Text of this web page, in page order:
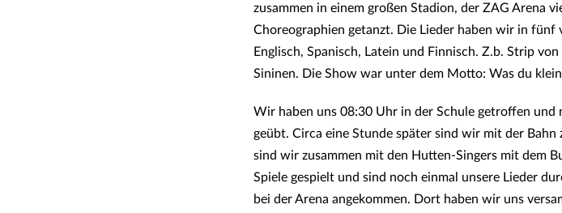
zusammen in einem großen Stadion, der ZAG Arena
Choreographien getanzt. Die Lieder haben wir in fünf
Englisch, Spanisch, Latein und Finnisch. Z.b. Strip
Sininen. Die Show war unter dem Motto: Was du
Wir haben uns 08:30 Uhr in der Schule getroffen und
geübt. Circa eine Stunde später sind wir mit der
sind wir zusammen mit den Hutten-Singers mit dem
Spiele gespielt und sind noch einmal unsere Lieder
bei der Arena angekommen. Dort haben wir uns